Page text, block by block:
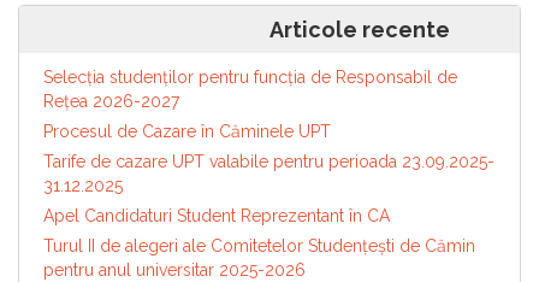
Navigare
articole
Articole recente
Selecția studenților pentru funcția de Responsabil de
Reţea 2026-2027
Procesul de Cazare în Căminele UPT
Tarife de cazare UPT valabile pentru perioada 23.09.2025-
31.12.2025
Apel Candidaturi Student Reprezentant în CA
Turul II de alegeri ale Comitetelor Studențești de Cămin
pentru anul universitar 2025-2026